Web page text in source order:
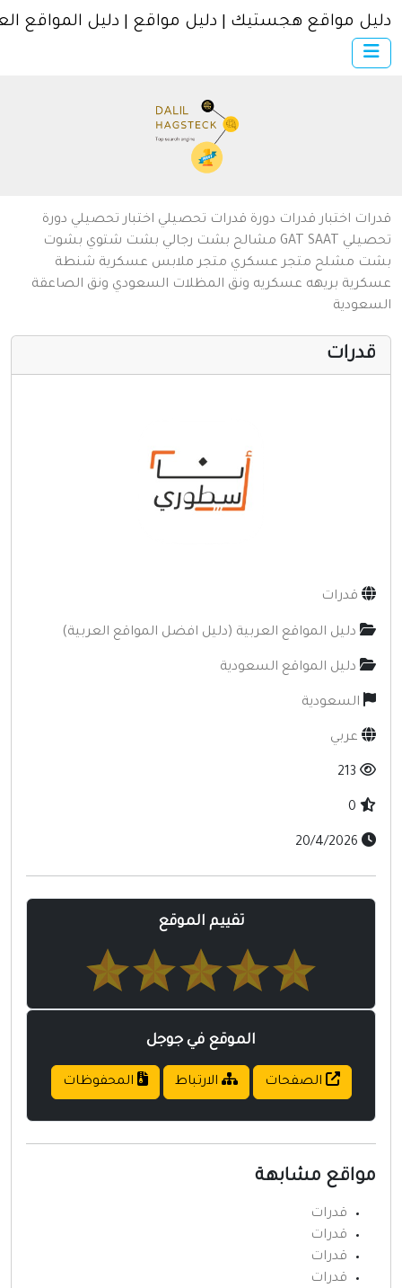
× الرئيسية
اتصل بنا
تسجيل
دخول
سياسة الخصوصية
شروط الاستخدام
كمبيوتر وبرامج
الأسرة والترفيه
مواقع طبيه
منتديات
مواقع هجستيك | دليل مواقع | دليل المواقع العربية
اختبار قدرات دورة قدرات تحصيلي اختبار تحصيلي دورة
SAAT
GAT مشالح بشت رجالي بشت شتوي بشوت
مشلح متجر عسكري متجر ملابس عسكرية شنطة
بريهه عسكريه ونق المظلات السعودي ونق الصاعقة
قدرات
دليل المواقع العربية (دليل افضل المواقع العربية)
دليل المواقع السعودية
السعودية
عربي
تقييم الموقع
الموقع في جوجل
الصفحات الارتباط المحفوظات
مشابهة
قدرات
قدرات
قدرات
قدرات